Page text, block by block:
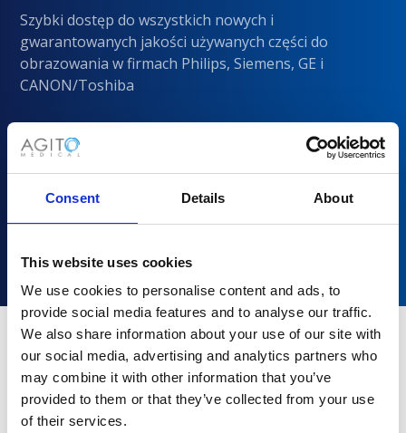
Consent Details About
This website uses cookies
We use cookies to personalise content and ads, to
provide social media features and to analyse our traffic.
We also share information about your use of our site with
our social media, advertising and analytics partners who
may combine it with other information that you’ve
provided to them or that they’ve collected from your use
of their services.
Szybki dostęp do wszystkich nowych i
gwarantowanych jakości używanych części do
obrazowania w firmach Philips, Siemens, GE i
CANON/Toshiba
Dlaczego warto wybrać Agito
Medical?